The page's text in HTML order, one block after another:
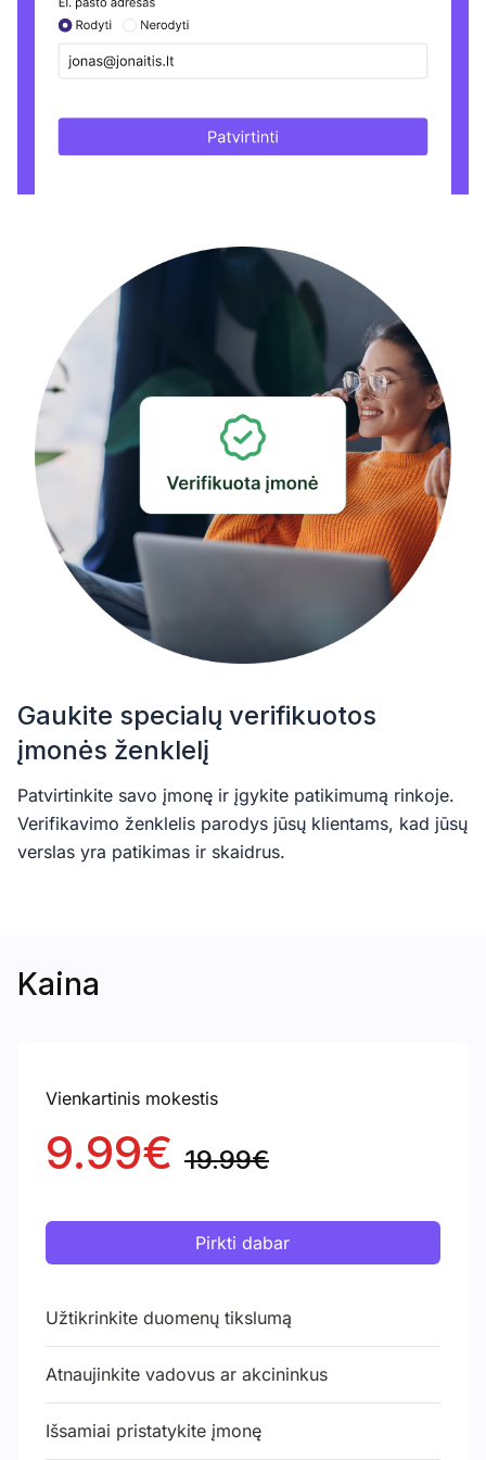
Gaukite specialų verifikuotos
įmonės ženklelį
Patvirtinkite savo įmonę ir įgykite patikimumą rinkoje.
Verifikavimo ženklelis parodys jūsų klientams, kad jūsų
verslas yra patikimas ir skaidrus.
Kaina
Vienkartinis mokestis
9.99€ 19.99€
Pirkti dabar
Užtikrinkite duomenų tikslumą
Atnaujinkite vadovus ar akcininkus
Išsamiai pristatykite įmonę